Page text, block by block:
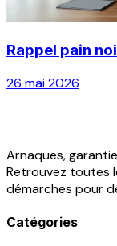
Rappel pain
26 mai 2026
Arnaques,
Retrouvez toutes
démarches pour
Catégories